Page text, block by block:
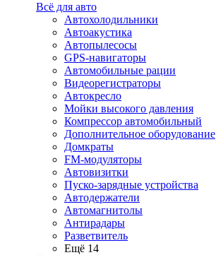
Всё для авто
Автохолодильники
Автоакустика
Автопылесосы
GPS-навигаторы
Автомобильные рации
Видеорегистраторы
Автокресло
Мойки высокого давления
Компрессор автомобильный
Дополнительное оборудование
Домкраты
FM-модуляторы
Автовизитки
Пуско-зарядные устройства
Автодержатели
Автомагнитолы
Антирадары
Разветвитель
Ещё 14